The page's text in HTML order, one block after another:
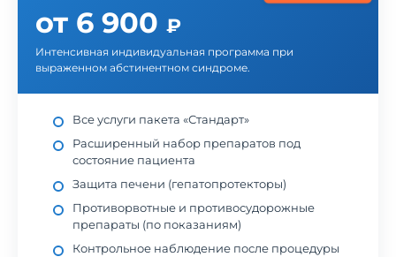
от 6 900 ₽
Интенсивная индивидуальная программа при
выраженном абстинентном синдроме.
Все услуги пакета «Стандарт»
Расширенный набор препаратов под
состояние пациента
Защита печени (гепатопротекторы)
Противорвотные и противосудорожные
препараты (по показаниям)
Контрольное наблюдение после процедуры